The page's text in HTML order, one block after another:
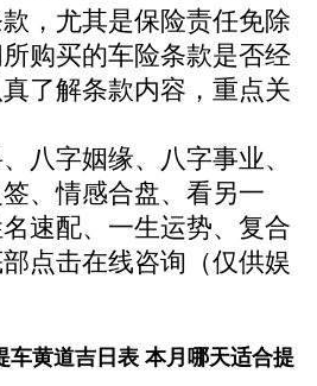
，尤其是保险责任免除
购买的车险条款是否经
了解条款内容，重点关
八字姻缘、八字事业、
、情感合盘、看另一
速配、一生运势、复合
点击在线咨询（仅供娱
车黄道吉日表 本月哪天适合提